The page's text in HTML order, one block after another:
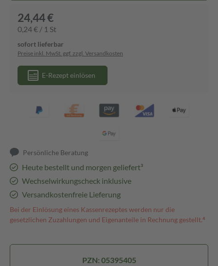
24,44 €
0,24 € / 1 St
sofort lieferbar
Preise inkl. MwSt. ggf. zzgl. Versandkosten
E-Rezept einlösen
Persönliche Beratung
Heute bestellt und morgen geliefert³
Wechselwirkungscheck inklusive
Versandkostenfreie Lieferung
Bei der Einlösung eines Kassenrezeptes werden nur die
gesetzlichen Zuzahlungen und Eigenanteile in Rechnung gestellt.⁴
PZN: 05395405